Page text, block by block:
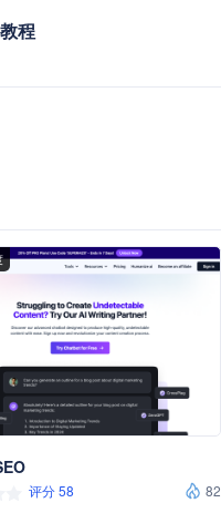
程
评分 58
82